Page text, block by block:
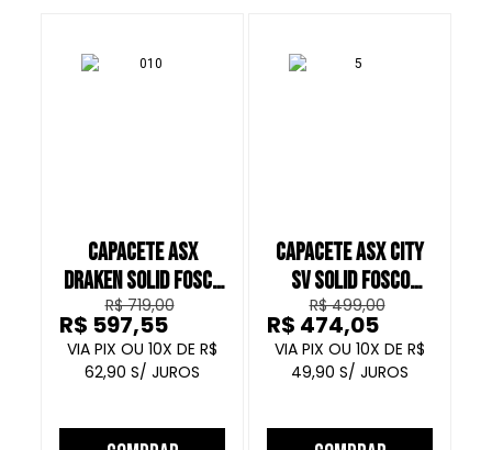
CAPACETE ASX
DRAKEN SOLID FOSCO
PRETO
R$ 719,00
10
R$
62,90
R$ 597,55
CAPACETE ASX CITY
SV SOLID FOSCO
PRETO GRAFITE
R$ 499,00
10
R$
49,90
R$ 474,05